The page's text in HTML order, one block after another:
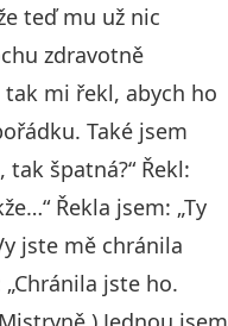
teď mu už nic
zdravotně
mi řekl, abych ho
Také jsem
špatná?“ Řekl:
Řekla jsem: „Ty
jste mě chránila
jste ho.